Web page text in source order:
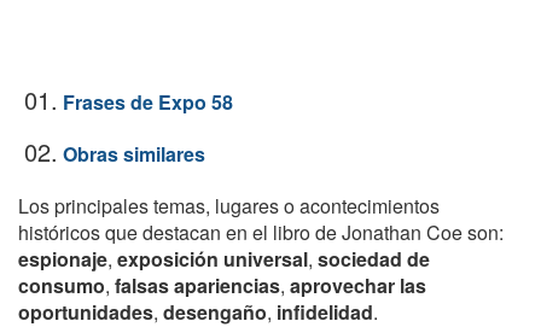
01. Frases de Expo 58
02. Obras similares
Los principales temas, lugares o acontecimientos
históricos que destacan en el libro de Jonathan Coe son:
espionaje, exposición universal, sociedad de
consumo, falsas apariencias, aprovechar las
oportunidades, desengaño, infidelidad.